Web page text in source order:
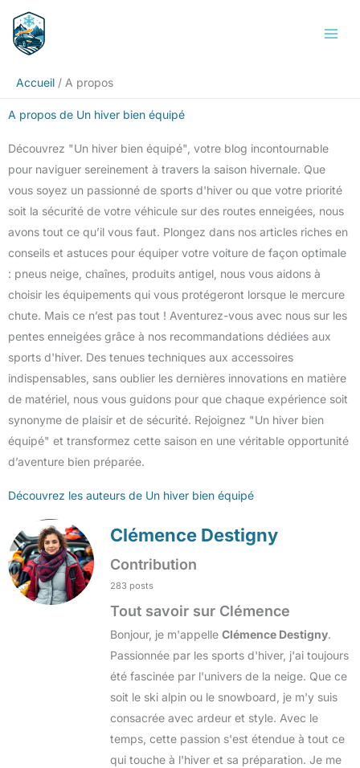
contenu
Accueil A propos
A propos de Un hiver bien équipé
Découvrez "Un hiver bien équipé", votre blog incontournable
pour naviguer sereinement à travers la saison hivernale. Que
vous soyez un passionné de sports d'hiver ou que votre priorité
soit la sécurité de votre véhicule sur des routes enneigées, nous
avons tout ce qu’il vous faut. Plongez dans nos articles riches en
conseils et astuces pour équiper votre voiture de façon optimale
: pneus neige, chaînes, produits antigel, nous vous aidons à
choisir les équipements qui vous protégeront lorsque le mercure
chute. Mais ce n’est pas tout ! Aventurez-vous avec nous sur les
pentes enneigées grâce à nos recommandations dédiées aux
sports d'hiver. Des tenues techniques aux accessoires
indispensables, sans oublier les dernières innovations en matière
de matériel, nous vous guidons pour que chaque expérience soit
synonyme de plaisir et de sécurité. Rejoignez "Un hiver bien
équipé" et transformez cette saison en une véritable opportunité
d’aventure bien préparée.
Découvrez les auteurs de Un hiver bien équipé
Clémence Destigny
Contribution
283 posts
Tout savoir sur Clémence
Bonjour, je m'appelle Clémence Destigny.
Passionnée par les sports d'hiver, j'ai toujours
été fascinée par l'univers de la neige. Que ce
soit le ski alpin ou le snowboard, je m'y suis
consacrée avec ardeur et style. Avec le
temps, cette passion s'est étendue à tout ce
qui touche à l'hiver et sa préparation. Je me